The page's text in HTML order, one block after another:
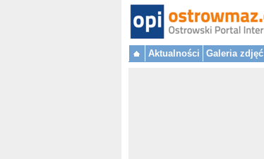
Aktualności Galeria zdjęć